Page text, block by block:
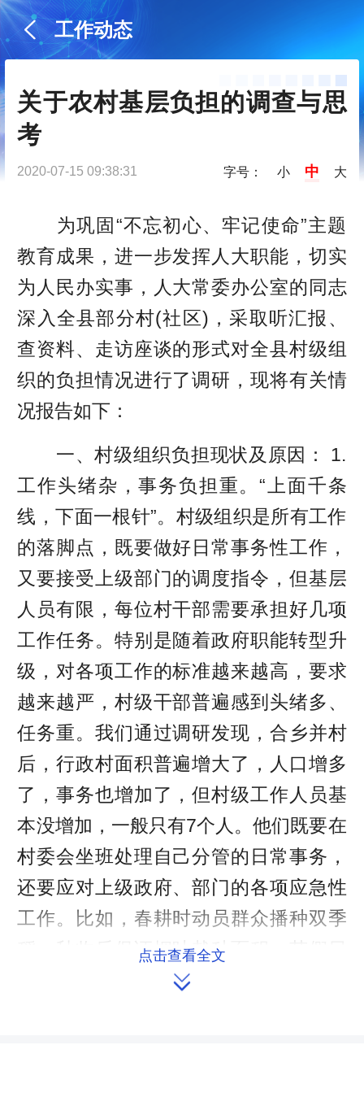
工作动态
关于农村基层负担的调查与思
考
2020-07-15 09:38:31 字号： 小 中 大
为巩固“不忘初心、牢记使命”主题
教育成果，进一步发挥人大职能，切实
为人民办实事，人大常委办公室的同志
深入全县部分村(社区)，采取听汇报、
查资料、走访座谈的形式对全县村级组
织的负担情况进行了调研，现将有关情
况报告如下：
一、村级组织负担现状及原因： 1.
工作头绪杂，事务负担重。“上面千条
线，下面一根针”。村级组织是所有工作
的落脚点，既要做好日常事务性工作，
又要接受上级部门的调度指令，但基层
人员有限，每位村干部需要承担好几项
工作任务。特别是随着政府职能转型升
级，对各项工作的标准越来越高，要求
越来越严，村级干部普遍感到头绪多、
任务重。我们通过调研发现，合乡并村
后，行政村面积普遍增大了，人口增多
了，事务也增加了，但村级工作人员基
本没增加，一般只有7个人。他们既要在
村委会坐班处理自己分管的日常事务，
还要应对上级政府、部门的各项应急性
工作。比如，春耕时动员群众播种双季
稻，秋收后保证烟叶栽种面积，节假日
四处巡查防范森林火灾，7、8月份应对
点击查看全文
